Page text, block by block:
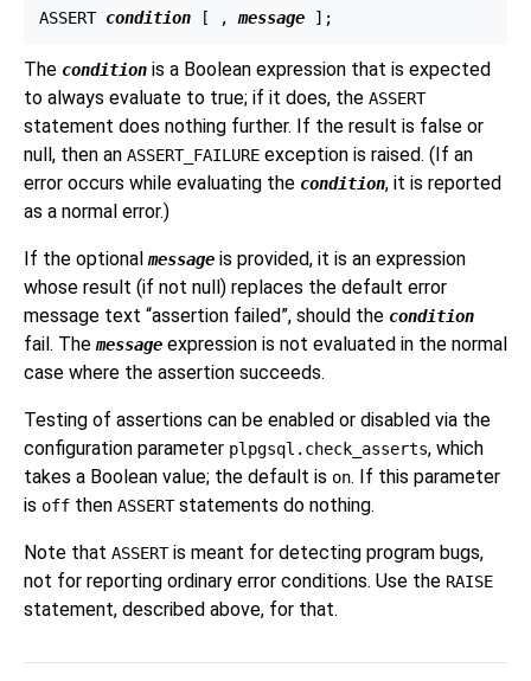
ASSERT condition [ , message
The condition is a Boolean expression that is expected
to always evaluate to true; if it does, the ASSERT
statement does nothing further. If the result is false or
null, then an ASSERT_FAILURE exception is raised. (If an
error occurs while evaluating the condition, it is reported
as a normal error.)
If the optionalmessage is provided, it is an expression
whose result (if not null) replaces the default error
message text “assertion failed”, should the condition
fail. Themessage expression is not evaluated in the normal
case where the assertion succeeds.
Testing of assertions can be enabled or disabled via the
configuration parameter plpgsql.check_asserts, which
takes a Boolean value; the default is on. If this parameter
is off then ASSERTstatements do nothing.
Note that ASSERTis meant for detecting program bugs,
not for reporting ordinary error conditions. Use the RAISE
statement, described above, for that.